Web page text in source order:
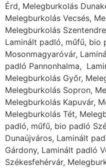
Érd, Melegburkolás
Melegburkolás Vecsés,
Melegburkolás
Laminált padló, műfű, bio
Mosonmagyaróvár,
padló Pannonhalma,
Melegburkolás Győr,
Melegburkolás Sopron,
Melegburkolás Kapuvár,
Melegburkolás Tét,
padló, műfű, bio padló
Dunaújváros, Laminált
Gárdony, Laminált padló
Székesfehérvár,